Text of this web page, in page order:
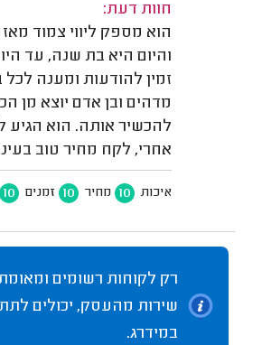
חוות דעת:
הוא מספק ליווי צמוד
והיום היא בת שנה, עד
זמין להודעות ומענה
מדהים ובן אדם יוצא מן
להכשיר אותה. הוא הגיע
אחרי, לקח מחיר טוב
איכות 10 מחיר 10 זמנים 10
רק לקוחות רשומים
שירות מהעסק, יכולים
במידרג.